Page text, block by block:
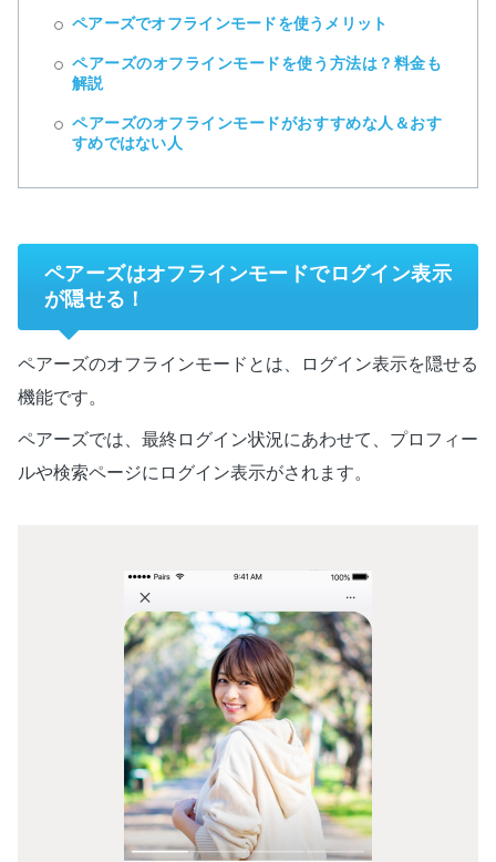
ペアーズでオフラインモードを使うメリット
ペアーズのオフラインモードを使う方法は？料金も
解説
ペアーズのオフラインモードがおすすめな人＆おす
すめではない人
ペアーズはオフラインモードでログイン表示
が隠せる！
ペアーズのオフラインモードとは、ログイン表示を隠せる
機能です。
ペアーズでは、最終ログイン状況にあわせて、プロフィー
ルや検索ページにログイン表示がされます。